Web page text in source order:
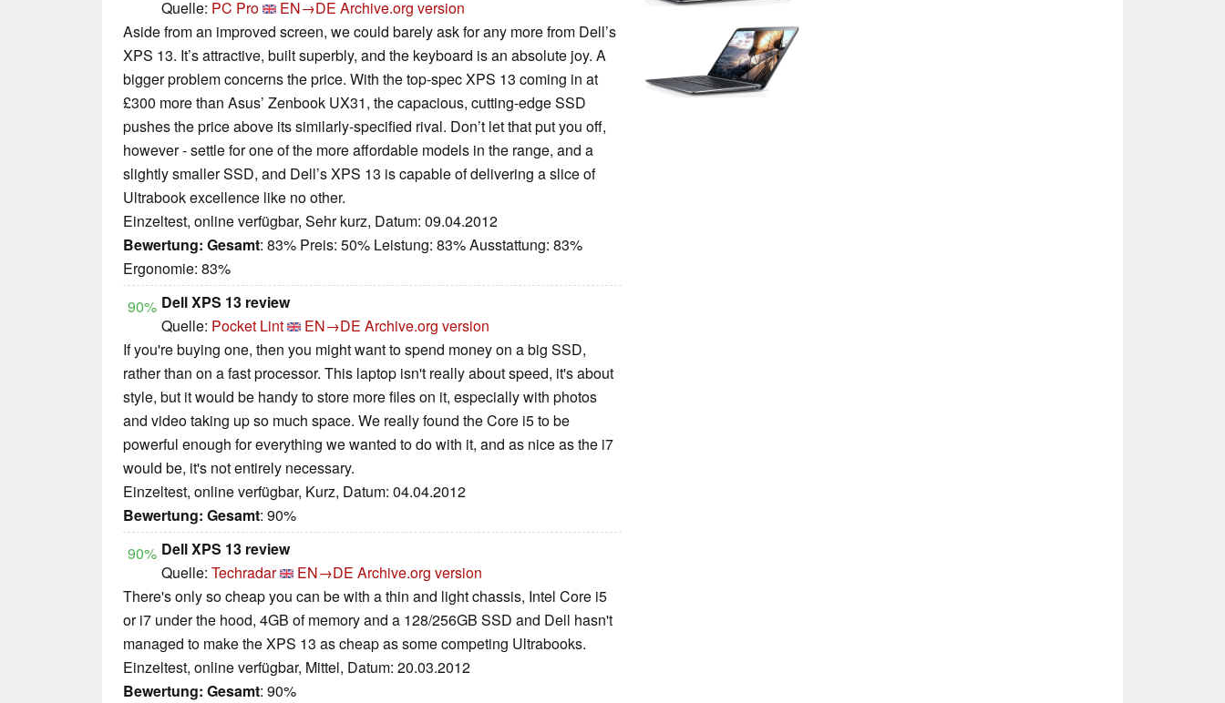
Quelle: PC Pro EN→DE Archive.org version
Aside from an improved screen, we could barely ask for any more from Dell’s
XPS 13. It’s attractive, built superbly, and the keyboard is an absolute joy. A
bigger problem concerns the price. With the top-spec XPS 13 coming in at
£300 more than Asus’ Zenbook UX31, the capacious, cutting-edge SSD
pushes the price above its similarly-specified rival. Don’t let that put you off,
however - settle for one of the more affordable models in the range, and a
slightly smaller SSD, and Dell’s XPS 13 is capable of delivering a slice of
Ultrabook excellence like no other.
Einzeltest, online verfügbar, Sehr kurz, Datum: 09.04.2012
Bewertung: Gesamt: 83% Preis: 50% Leistung: 83% Ausstattung: 83%
Ergonomie: 83%
90% Dell XPS 13 review
Quelle: Pocket Lint EN→DE Archive.org version
If you're buying one, then you might want to spend money on a big SSD,
rather than on a fast processor. This laptop isn't really about speed, it's about
style, but it would be handy to store more files on it, especially with photos
and video taking up so much space. We really found the Core i5 to be
powerful enough for everything we wanted to do with it, and as nice as the i7
would be, it's not entirely necessary.
Einzeltest, online verfügbar, Kurz, Datum: 04.04.2012
Bewertung: Gesamt: 90%
90% Dell XPS 13 review
Quelle: Techradar EN→DE Archive.org version
There's only so cheap you can be with a thin and light chassis, Intel Core i5
or i7 under the hood, 4GB of memory and a 128/256GB SSD and Dell hasn't
managed to make the XPS 13 as cheap as some competing Ultrabooks.
Einzeltest, online verfügbar, Mittel, Datum: 20.03.2012
Bewertung: Gesamt: 90%